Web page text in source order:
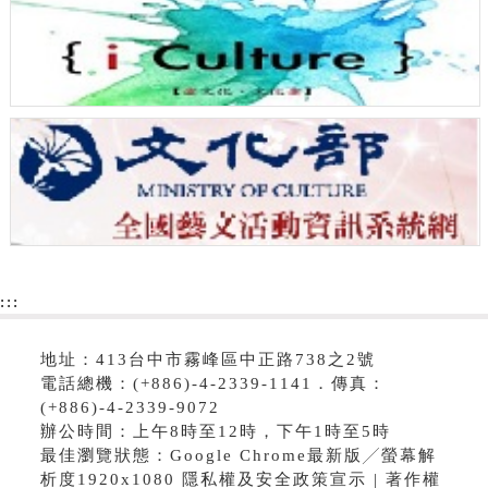
:::
地址：413台中市霧峰區中正路738之2號
電話總機：(+886)-4-2339-1141．傳真：
(+886)-4-2339-9072
辦公時間：上午8時至12時，下午1時至5時
最佳瀏覽狀態：Google Chrome最新版╱螢幕解
析度1920x1080 隱私權及安全政策宣示 | 著作權